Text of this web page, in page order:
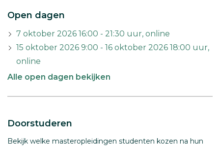
Open dagen
7 oktober 2026 16:00 - 21:30 uur, online
15 oktober 2026 9:00 - 16 oktober 2026 18:00 uur,
online
Alle open dagen bekijken
Doorstuderen
Bekijk welke masteropleidingen studenten kozen na hun